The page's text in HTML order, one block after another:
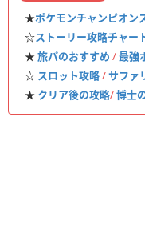
★ポケモンチャンピオン
☆ストーリー攻略チャー
★旅パのおすすめ /最強
☆ スロット攻略/サファ
★ クリア後の攻略/博士